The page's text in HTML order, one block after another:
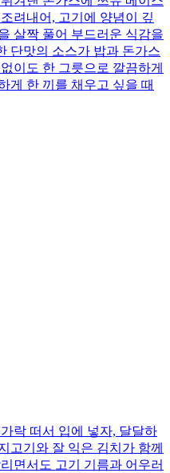
려내어, 고기에 양념이 깊
살짝 풀어 부드러운 식감을
단맛의 소스가 밥과 돈가스
이도 한 그릇으로 깔끔하게
게 한 끼를 채우고 싶을 때
락 떠서 입에 넣자, 달달하
고기와 잘 익은 김치가 함께
면서도 고기 기름과 어우러